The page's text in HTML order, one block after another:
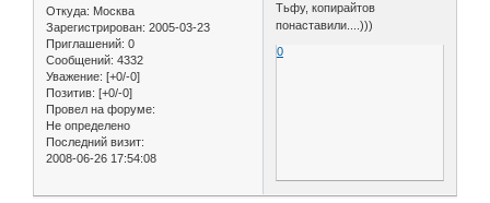
Откуда: Москва
Зарегистрирован: 2005-03-23
Приглашений: 0
Сообщений: 4332
Уважение: [+0/-0]
Позитив: [+0/-0]
Провел на форуме:
Не определено
Последний визит:
2008-06-26 17:54:08
Тьфу, копирайтов
понаставили....)))
0